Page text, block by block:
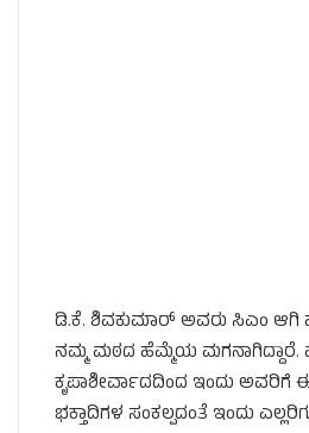
ಡಿ.ಕೆ. ಶಿವಕುಮಾರ್ ಅವರು ಸಿಎಂ ಆಗಿ
ನಮ್ಮ ಮಠದ ಹೆಮ್ಮೆಯ ಮಗನಾಗಿದ್ದಾರೆ.
ಕೃಪಾಶೀರ್ವಾದದಿಂದ ಇಂದು
ಭಕ್ತಾದಿಗಳ ಸಂಕಲ್ಪದಂತೆ ಇಂದು